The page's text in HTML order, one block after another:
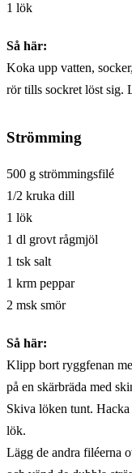
1 lök
Så här:
Koka upp vatten,
rör tills sockret löst sig.
Strömming
500 g strömmingsfilé
1/2 kruka dill
1 lök
1 dl grovt rågmjöl
1 tsk salt
1 krm peppar
2 msk smör
Så här:
Klipp bort ryggfenan
på en skärbräda med
Skiva löken tunt.
lök.
Lägg de andra filéerna